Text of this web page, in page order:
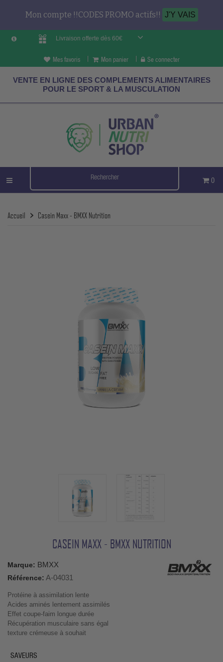
Mon compte !!CODES PROMO actifs!! J'Y VAIS
Livraison offerte dès 60€
Mes favoris Mon panier Se connecter
VENTE EN LIGNE DES COMPLEMENTS ALIMENTAIRES
POUR LE SPORT & LA MUSCULATION
0
Accueil Casein Maxx - BMXX Nutrition
CASEIN MAXX - BMXX NUTRITION
Marque: BMXX
Référence: A-04031
Protéine à assimilation lente
Acides aminés lentement assimilés
Effet coupe-faim longue durée
Récupération musculaire sans égal
texture crémeuse à souhait
SAVEURS